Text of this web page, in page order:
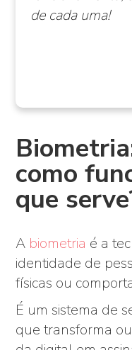
de cada uma!
como
que
A biometria é a
identidade de
físicas ou
É um sistema de
que transforma